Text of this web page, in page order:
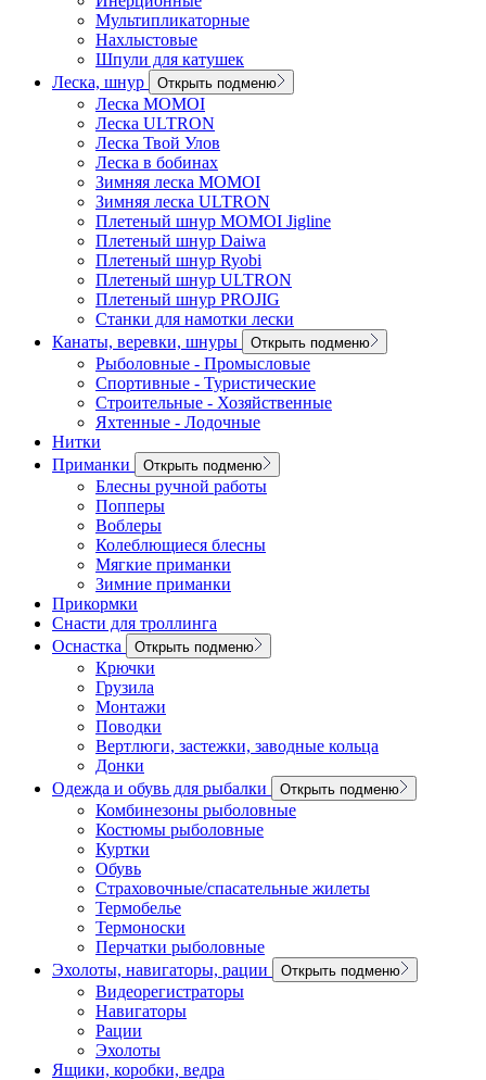
Мультипликаторные
Нахлыстовые
Шпули для катушек
Леска, шнур
Открыть подменю
Леска MOMOI
Леска ULTRON
Леска Твой Улов
Леска в бобинах
Зимняя леска MOMOI
Зимняя леска ULTRON
Плетеный шнур MOMOI Jigline
Плетеный шнур Daiwa
Плетеный шнур Ryobi
Плетеный шнур ULTRON
Плетеный шнур PROJIG
Станки для намотки лески
Канаты, веревки, шнуры
Открыть подменю
Рыболовные - Промысловые
Спортивные - Туристические
Строительные - Хозяйственные
Яхтенные - Лодочные
Нитки
Приманки
Открыть подменю
Блесны ручной работы
Попперы
Воблеры
Колеблющиеся блесны
Мягкие приманки
Зимние приманки
Прикормки
Снасти для троллинга
Оснастка
Открыть подменю
Крючки
Грузила
Монтажи
Поводки
Вертлюги, застежки, заводные кольца
Донки
Одежда и обувь для рыбалки
Открыть подменю
Комбинезоны рыболовные
Костюмы рыболовные
Куртки
Обувь
Страховочные/спасательные жилеты
Термобелье
Термоноски
Перчатки рыболовные
Эхолоты, навигаторы, рации
Открыть подменю
Видеорегистраторы
Навигаторы
Рации
Эхолоты
Ящики, коробки, ведра